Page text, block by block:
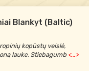
Blankyt (Baltic)
kopūstų veislė,
lauke. Stiebagumb<...>